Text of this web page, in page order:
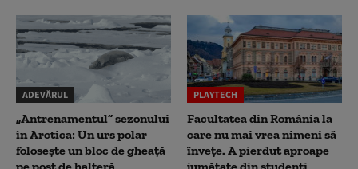
ADEVĂRUL
„Antrenamentul” sezonului
în Arctica: Un urs polar
folosește un bloc de gheață
pe post de halteră
PLAYTECH
Facultatea din România la
care nu mai vrea nimeni să
înveţe. A pierdut aproape